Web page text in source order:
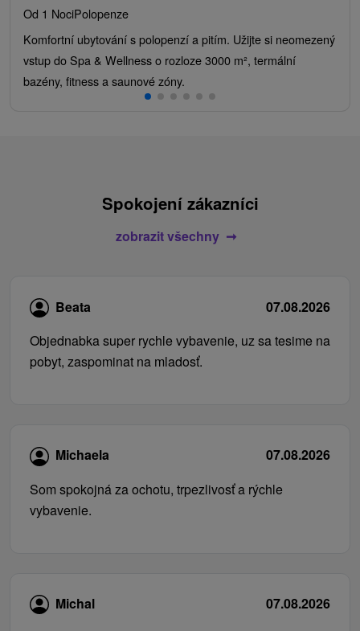
Od 1 NociPolopenze
Komfortní ubytování s polopenzí a pitím. Užijte si neomezený
vstup do Spa & Wellness o rozloze 3000 m², termální
bazény, fitness a saunové zóny.
Spokojení zákazníci
zobrazit všechny
Beata
07.08.2026
Objednabka super rychle vybavenie, uz sa tesime na
pobyt, zaspominat na mladosť.
Michaela
07.08.2026
Som spokojná za ochotu, trpezlivosť a rýchle
vybavenie.
Michal
07.08.2026